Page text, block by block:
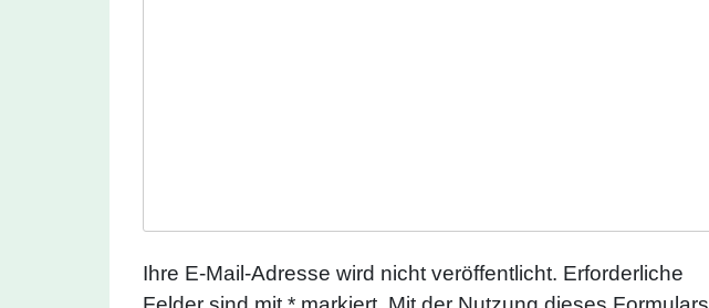
Ihre E-Mail-Adresse wird nicht veröffentlicht. Erforderliche